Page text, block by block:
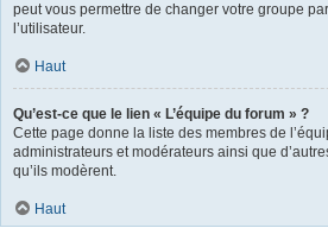
peut vous permettre de changer votre groupe
l’utilisateur.
Haut
Qu’est-ce que le lien « L’équipe du forum » ?
Cette page donne la liste des membres de
administrateurs et modérateurs ainsi que
qu’ils modèrent.
Haut